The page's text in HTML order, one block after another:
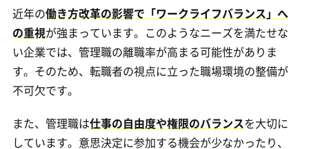
近年の働き方改革の影響で「ワークライフバランス」へ
の重視が強まっています。このようなニーズを満たせな
い企業では、管理職の離職率が高まる可能性がありま
す。そのため、転職者の視点に立った職場環境の整備が
不可欠です。
また、管理職は仕事の自由度や権限のバランスを大切に
しています。意思決定に参加する機会が少なかったり、